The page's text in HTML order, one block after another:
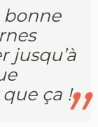
bonne
jusqu’à
ça !